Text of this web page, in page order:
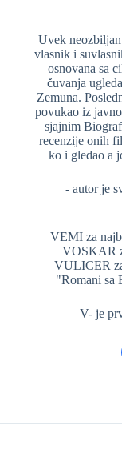
Uvek
vlasnik i
osnovana sa
čuvanja
Zemuna.
povukao iz
sjajnim
recenzije onih
ko i gledao a
- autor je
VEMI za
VOSKAR
VULICER
"Romani sa
V- je